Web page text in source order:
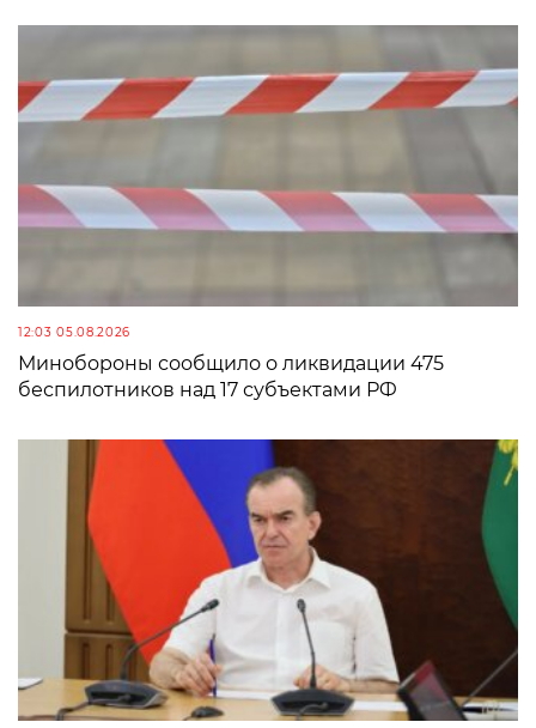
12:03 05.08.2026
Минобороны сообщило о ликвидации 475
беспилотников над 17 субъектами РФ